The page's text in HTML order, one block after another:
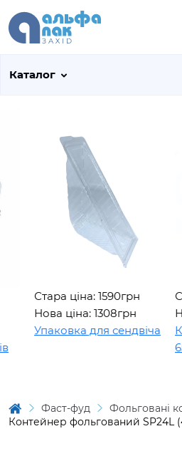
Каталог
Стара ціна: 1590грн
Нова ціна: 1308грн
Упаковка для сендвіча
Фаст-фуд
Фольговані
Контейнер фольгований SP24L